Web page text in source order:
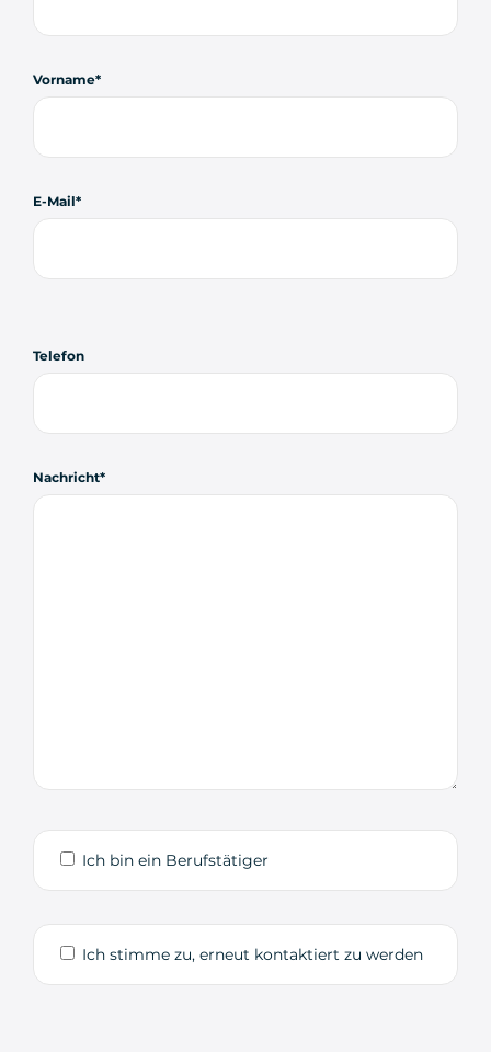
Vorname
E-Mail
Telefon
Nachricht
Ich bin ein Berufstätiger
Ich stimme zu, erneut kontaktiert zu werden